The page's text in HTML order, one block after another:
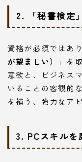
2. 「秘書検定
資格が必須ではあ
が望ましい）
」を
意欲と、ビジネス
いることの客観的
を補う、強力なア
3. PCスキルを